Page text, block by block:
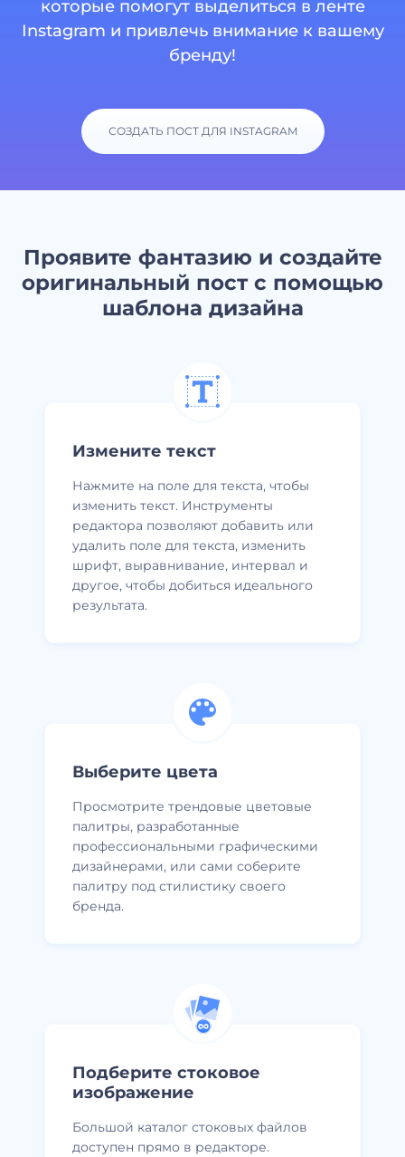
которые помогут выделиться в ленте
Instagram и привлечь внимание к вашему
бренду!
СОЗДАТЬ ПОСТ ДЛЯ INSTAGRAM
Проявите фантазию и создайте
оригинальный пост с помощью
шаблона дизайна
Измените текст
Нажмите на поле для текста, чтобы
изменить текст. Инструменты
редактора позволяют добавить или
удалить поле для текста, изменить
шрифт, выравнивание, интервал и
другое, чтобы добиться идеального
результата.
Выберите цвета
Просмотрите трендовые цветовые
палитры, разработанные
профессиональными графическими
дизайнерами, или сами соберите
палитру под стилистику своего
бренда.
Подберите стоковое
изображение
Большой каталог стоковых файлов
доступен прямо в редакторе.